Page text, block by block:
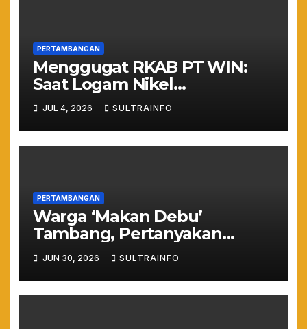
PERTAMBANGAN
Menggugat RKAB PT WIN:
Saat Logam Nikel
Mengancam Nyawa dan
Ruang Hidup Warga
Torobulu
JUL 4, 2026 SULTRAINFO
PERTAMBANGAN
Warga ‘Makan Debu’
Tambang, Pertanyakan
Legalitas Jetty PT GMS di
Tengah Permukiman
JUN 30, 2026 SULTRAINFO